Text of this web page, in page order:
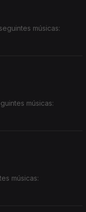
as seguintes músicas:
músicas:
músicas: